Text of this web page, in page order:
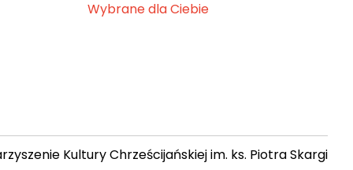
Wybrane dla Ciebie
Kultury Chrześcijańskiej im. ks. Piotra Skargi